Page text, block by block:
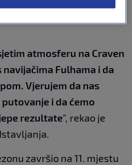
zadovoljstvo zbog
atmosferu na Craven
Fulhama i da
Vjerujem da nas
i da ćemo
rezultate", rekao je
završio na 11. mjestu